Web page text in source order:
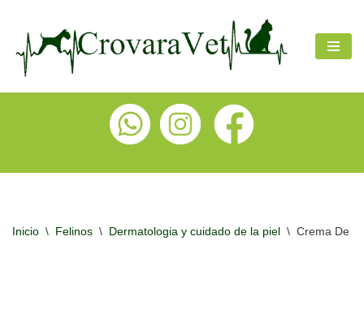
Inicio \ Felinos \ Dermatologia y cuidado de la piel \ Crema De